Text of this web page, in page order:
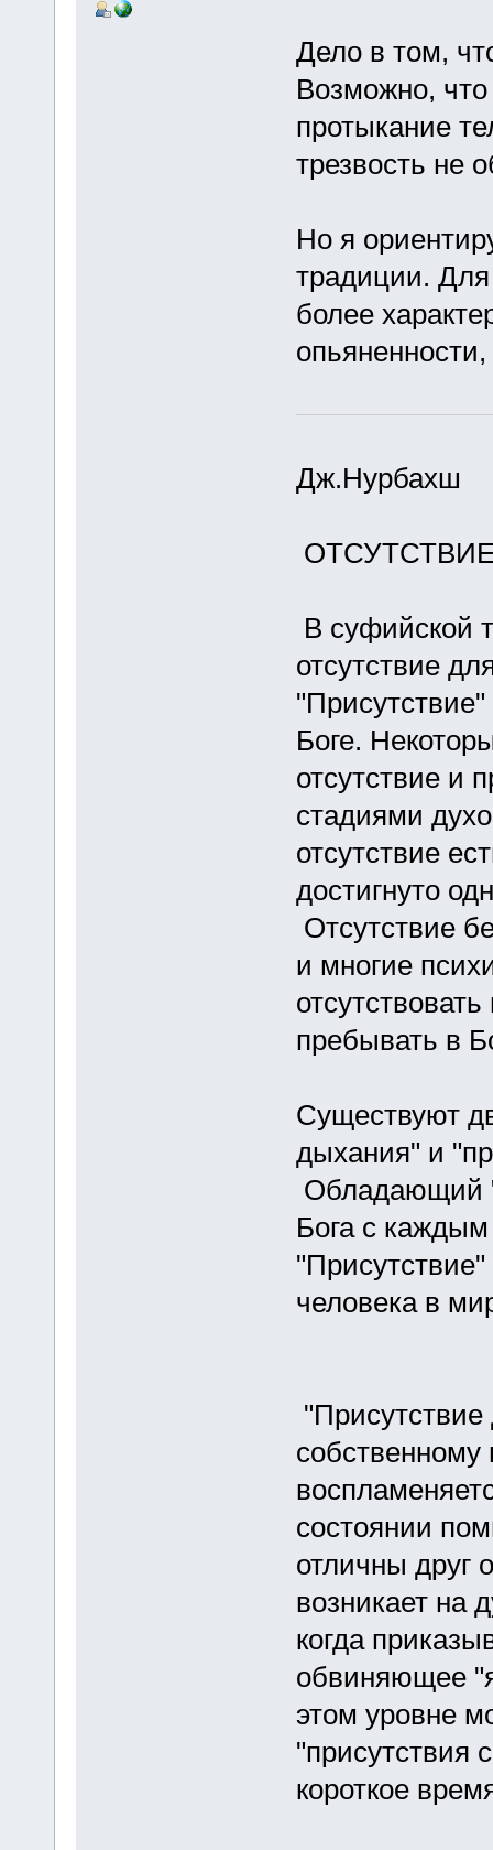
Дело в том,
Возможно, что
протыкание
трезвость не
Но я
традиции.
более
Дж.Нурбахш
В суфийской
отсутствие
"Присутствие"
Боге.
отсутствие и
стадиями
отсутствие
достигнуто
Отсутствие
и многие
пребывать в
Существуют
дыхания" и
Обладающий
Бога с
"Присутствие"
человека в
"Присутствие
состоянии
отличны друг
возникает на
когда
обвиняющее
этом уровне
"присутствия
короткое